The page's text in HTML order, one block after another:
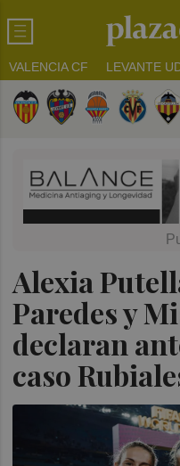
VALENCIA CF LEVANTE
Alexia
Paredes y
declaran
caso